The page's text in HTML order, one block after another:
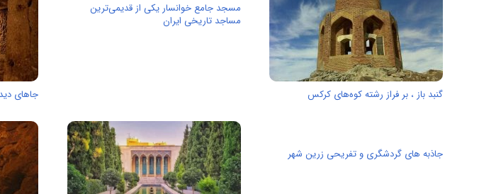
گنبد باز ، بر فراز رشته کوه‌های کرکس
مسجد جامع خوانسار یکی از قدیمی‌ترین
مساجد تاریخی ایران
جاهای
جاذبه های گردشگری و تفریحی زرین شهر